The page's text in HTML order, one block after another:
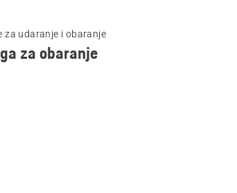
za udaranje i obaranje
za obaranje